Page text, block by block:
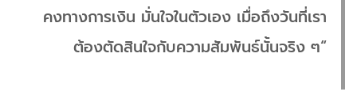
คงทางการเงิน มั่นใจในตัวเอง เมื่อถึงวันที่เรา
ต้องตัดสินใจกับความสัมพันธ์นั้นจริง ๆ“